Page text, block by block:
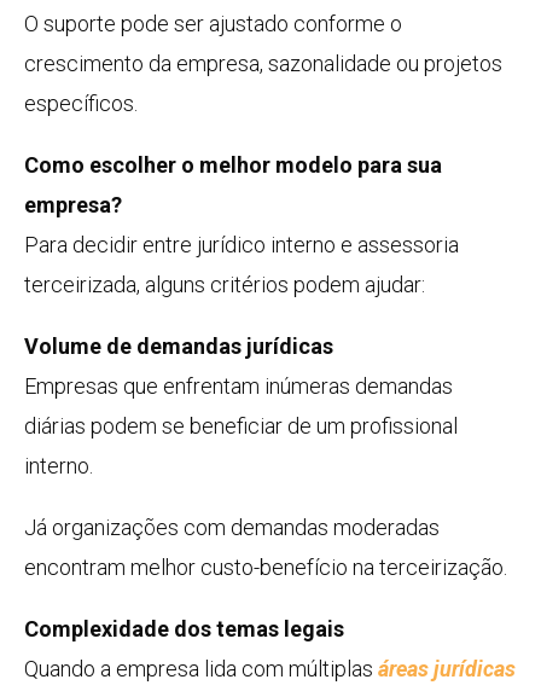
O suporte pode ser ajustado conforme o
crescimento da empresa, sazonalidade ou projetos
específicos.
Como escolher o melhor modelo para sua
empresa?
Para decidir entre jurídico interno e assessoria
terceirizada, alguns critérios podem ajudar:
Volume de demandas jurídicas
Empresas que enfrentam inúmeras demandas
diárias podem se beneficiar de um profissional
interno.
Já organizações com demandas moderadas
encontram melhor custo-benefício na terceirização.
Complexidade dos temas legais
Quando a empresa lida com múltiplas áreas jurídicas